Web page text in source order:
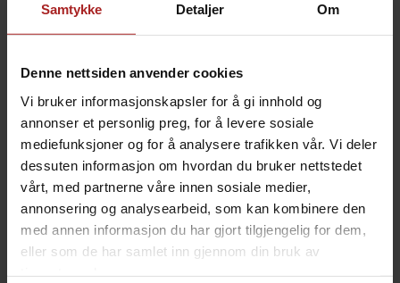
Samtykke Detaljer Om
Denne nettsiden anvender cookies
Vi bruker informasjonskapsler for å gi innhold og
annonser et personlig preg, for å levere sosiale
mediefunksjoner og for å analysere trafikken vår. Vi deler
dessuten informasjon om hvordan du bruker nettstedet
vårt, med partnerne våre innen sosiale medier,
annonsering og analysearbeid, som kan kombinere den
med annen informasjon du har gjort tilgjengelig for dem,
eller som de har samlet inn gjennom din bruk av
BBQ Wood Wool 1kg
Naturlig tennull for enkel grillstart
ALTERNATIVER